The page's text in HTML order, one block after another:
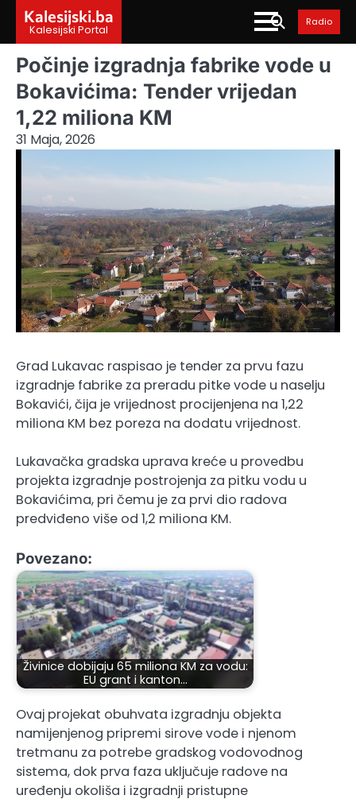
content
Kalesijski.ba
Kalesijski Portal
Radio
Počinje izgradnja fabrike vode u
Bokavićima: Tender vrijedan
1,22 miliona KM
31 Maja, 2026
Grad Lukavac raspisao je tender za prvu fazu
izgradnje fabrike za preradu pitke vode u naselju
Bokavići, čija je vrijednost procijenjena na 1,22
miliona KM bez poreza na dodatu vrijednost.
Lukavačka gradska uprava kreće u provedbu
projekta izgradnje postrojenja za pitku vodu u
Bokavićima, pri čemu je za prvi dio radova
predviđeno više od 1,2 miliona KM.
Povezano:
Živinice dobijaju 65 miliona KM za vodu:
EU grant i kanton…
Ovaj projekat obuhvata izgradnju objekta
namijenjenog pripremi sirove vode i njenom
tretmanu za potrebe gradskog vodovodnog
sistema, dok prva faza uključuje radove na
uređenju okoliša i izgradnji pristupne